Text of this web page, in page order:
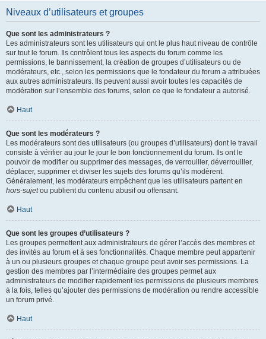
Niveaux d’utilisateurs et groupes
Que sont les administrateurs ?
Les administrateurs sont les utilisateurs qui ont le plus haut niveau de contrôle
sur tout le forum. Ils contrôlent tous les aspects du forum comme les
permissions, le bannissement, la création de groupes d’utilisateurs ou de
modérateurs, etc., selon les permissions que le fondateur du forum a attribuées
aux autres administrateurs. Ils peuvent aussi avoir toutes les capacités de
modération sur l’ensemble des forums, selon ce que le fondateur a autorisé.
Haut
Que sont les modérateurs ?
Les modérateurs sont des utilisateurs (ou groupes d’utilisateurs) dont le travail
consiste à vérifier au jour le jour le bon fonctionnement du forum. Ils ont le
pouvoir de modifier ou supprimer des messages, de verrouiller, déverrouiller,
déplacer, supprimer et diviser les sujets des forums qu’ils modèrent.
Généralement, les modérateurs empêchent que les utilisateurs partent en
hors-sujetou publient du contenu abusif ou offensant.
Haut
Que sont les groupes d’utilisateurs ?
Les groupes permettent aux administrateurs de gérer l’accès des membres et
des invités au forum et à ses fonctionnalités. Chaque membre peut appartenir
à un ou plusieurs groupes et chaque groupe peut avoir ses permissions. La
gestion des membres par l’intermédiaire des groupes permet aux
administrateurs de modifier rapidement les permissions de plusieurs membres
à la fois, telles qu’ajouter des permissions de modération ou rendre accessible
un forum privé.
Haut